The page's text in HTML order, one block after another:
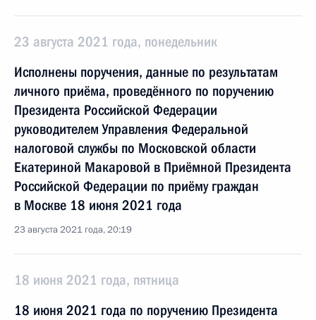
23 августа 2021 года, понедельник
Исполнены поручения, данные по результатам
личного приёма, проведённого по поручению
Президента Российской Федерации
руководителем Управления Федеральной
налоговой службы по Московской области
Екатериной Макаровой в Приёмной Президента
Российской Федерации по приёму граждан
в Москве 18 июня 2021 года
23 августа 2021 года, 20:19
18 июня 2021 года, пятница
18 июня 2021 года по поручению Президента